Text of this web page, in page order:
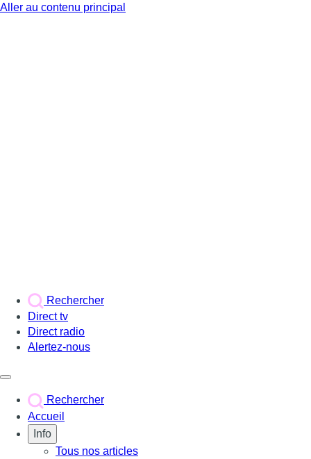
Aller au contenu principal
Rechercher
Direct tv
Direct radio
Alertez-nous
Rechercher
Accueil
Info
Tous nos articles